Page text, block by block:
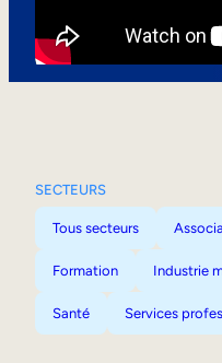
SECTEURS
Tous secteurs
Formation Industrie
Santé Services